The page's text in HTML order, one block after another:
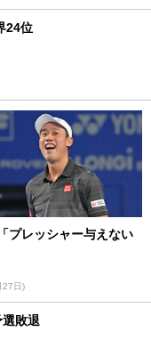
24位
プレッシャー与えない
27日)
敗退